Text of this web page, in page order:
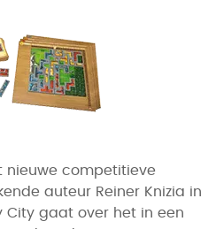
nieuwe competitieve
auteur Reiner Knizia in
City gaat over het in een